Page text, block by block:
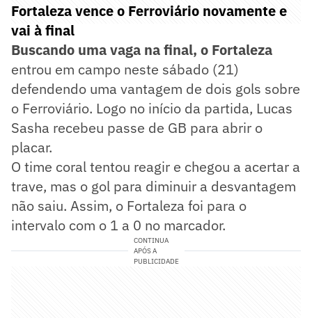
Fortaleza vence o Ferroviário novamente e
vai à final
Buscando uma vaga na final, o Fortaleza
entrou em campo neste sábado (21)
defendendo uma vantagem de dois gols sobre
o Ferroviário. Logo no início da partida, Lucas
Sasha recebeu passe de GB para abrir o
placar.
O time coral tentou reagir e chegou a acertar a
trave, mas o gol para diminuir a desvantagem
não saiu. Assim, o Fortaleza foi para o
intervalo com o 1 a 0 no marcador.
CONTINUA
APÓS A
PUBLICIDADE